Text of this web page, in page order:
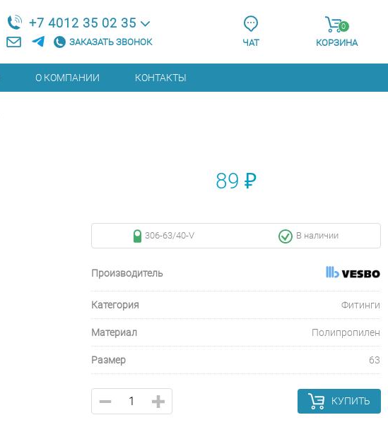
+7 4012 35 02 35
ЗАКАЗАТЬ ЗВОНОК ЧАТ
0
КОРЗИНА
О КОМПАНИИ КОНТАКТЫ
89 ₽
306-63/40-V В наличии
Производитель
Категория Фитинги
Материал Полипропилен
Размер 63
КУПИТЬ